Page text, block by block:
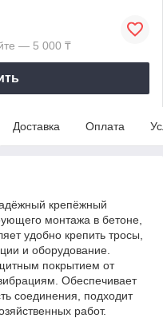
— 5 000 ₸
Доставка Оплата
крепёжный
монтажа в бетоне,
удобно крепить тросы,
и оборудование.
покрытием от
Обеспечивает
соединения, подходит
работ.